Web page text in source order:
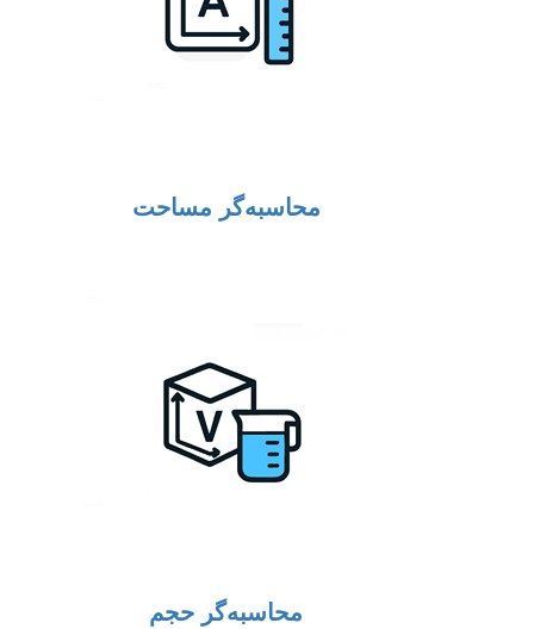
محاسبه‌گر مساحت
محاسبه‌گر حجم